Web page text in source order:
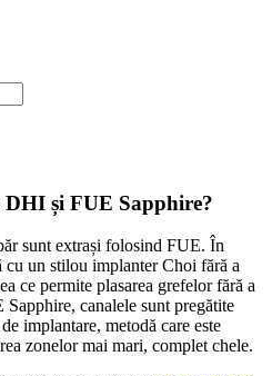
DHI și FUE Sapphire?
sunt extrași folosind FUE. În
cu un stilou implanter Choi fără a
ce permite plasarea grefelor fără a
canalele sunt pregătite
implantare, metodă care este
zonelor mai mari, complet chele.